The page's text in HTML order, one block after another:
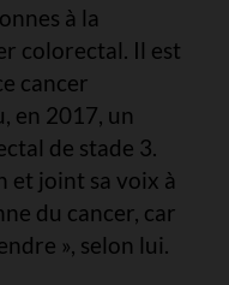
à la
colorectal. Il est
cancer
en 2017, un
de stade 3.
et joint sa voix à
du cancer, car
», selon lui.